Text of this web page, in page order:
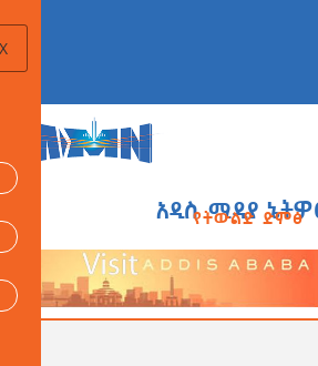
አዲስ ሚዲያ
የትውልድ ድምፅ